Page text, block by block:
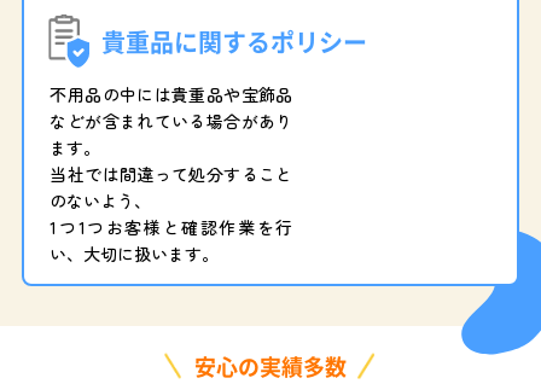
貴重品に関するポリシー
不用品の中には貴重品や宝飾品
などが含まれている場合があり
ます。
当社では間違って処分すること
のないよう、
1つ1つお客様と確認作業を行
い、大切に扱います。
安心の実績多数